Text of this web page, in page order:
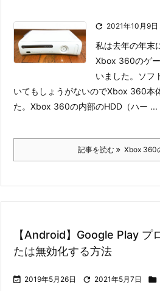
 2021年10月9日
私は去年の年末
Xbox 360のゲ
いました。ソフ
いてもしょうがないのでXbox 360本
た。 Xbox 360の内部のHDD（ハー ...
記事を読む Xbox 360
【Android】Google Play プ
たは無効化する方法
 2019年5月26日  2021年5月7日 